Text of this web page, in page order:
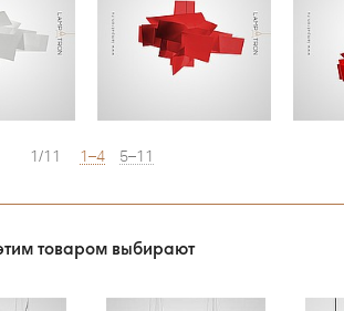
1/11 1–4 5–11
товаром выбирают